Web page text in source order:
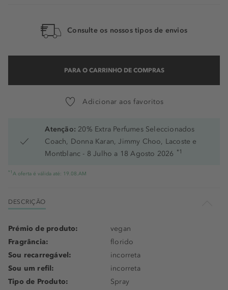
Consulte os nossos tipos de envios
PARA O CARRINHO DE COMPRAS
Adicionar aos favoritos
Atenção: 20% Extra Perfumes Seleccionados
Coach, Donna Karan, Jimmy Choo, Lacoste e
Montblanc - 8 Julho a 18 Agosto 2026 *1
*1 A oferta é válida até: 19.08.AM
DESCRIÇÃO
Prémio de produto:
vegan
Fragrância:
florido
Sou recarregável:
incorreta
Sou um refil:
incorreta
Tipo de Produto:
Spray